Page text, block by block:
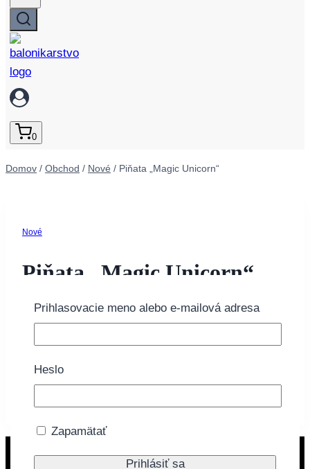
0
Domov / Obchod / Nové / Piňata „Magic Unicorn“
Nové
Piňata „Magic Unicorn“
22.00€
Doprava zdarma nad 40€
Prihlasovacie meno alebo e-mailová adresa
Heslo
Zapamätať